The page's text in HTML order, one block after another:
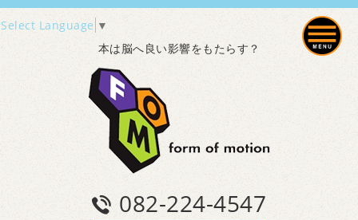
Select Language ▼
本は脳へ良い影響をもたらす？
082-224-4547